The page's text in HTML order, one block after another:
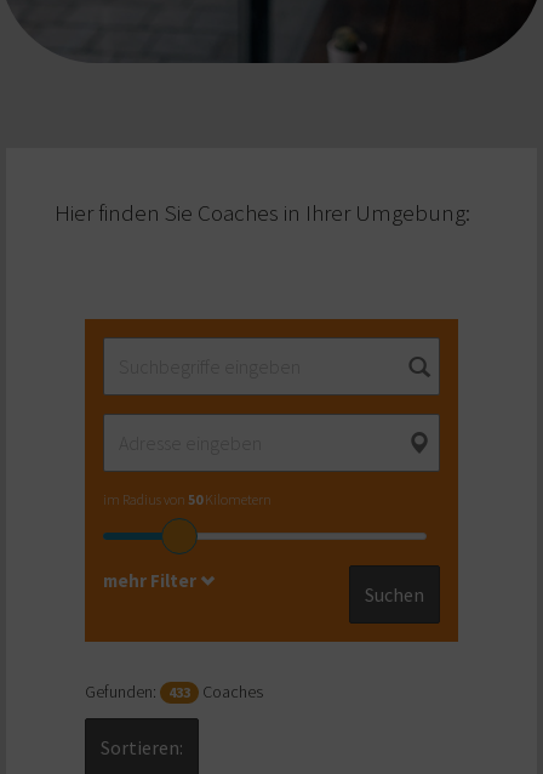
Hier finden Sie Coaches in Ihrer Umgebung:
im Radius von 50Kilometern
Suchen
mehr Filter
Gefunden: 433 Coaches
Sortieren: